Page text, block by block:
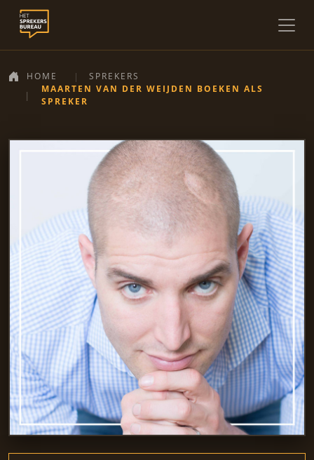
HOME
SPREKERS
MAARTEN VAN DER WEIJDEN BOEKEN ALS
SPREKER